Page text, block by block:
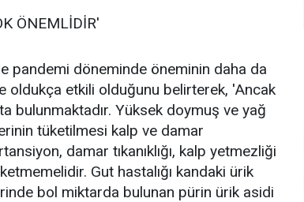
ÖNEMLİDİR'
pandemi döneminde öneminin daha da
oldukça etkili olduğunu belirterek, 'Ancak
bulunmaktadır. Yüksek doymuş ve yağ
tüketilmesi kalp ve damar
damar tıkanıklığı, kalp yetmezliği
Gut hastalığı kandaki ürik
bol miktarda bulunan pürin ürik asidi